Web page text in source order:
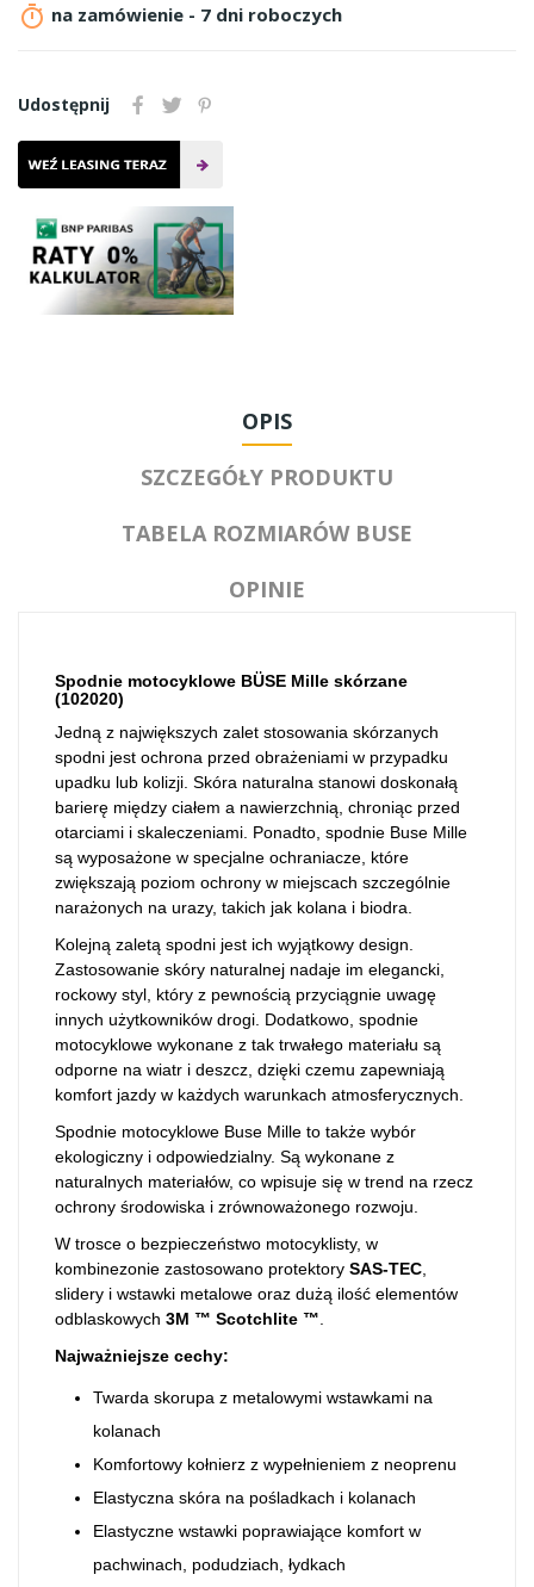
 na zamówienie - 7 dni roboczych
Udostępnij
OPIS
SZCZEGÓŁY PRODUKTU
TABELA ROZMIARÓW BUSE
OPINIE
Spodnie motocyklowe BÜSE Mille skórzane
(102020)
Jedną z największych zalet stosowania skórzanych
spodni jest ochrona przed obrażeniami w przypadku
upadku lub kolizji. Skóra naturalna stanowi doskonałą
barierę między ciałem a nawierzchnią, chroniąc przed
otarciami i skaleczeniami. Ponadto, spodnie Buse Mille
są wyposażone w specjalne ochraniacze, które
zwiększają poziom ochrony w miejscach szczególnie
narażonych na urazy, takich jak kolana i biodra.
Kolejną zaletą spodni jest ich wyjątkowy design.
Zastosowanie skóry naturalnej nadaje im elegancki,
rockowy styl, który z pewnością przyciągnie uwagę
innych użytkowników drogi. Dodatkowo, spodnie
motocyklowe wykonane z tak trwałego materiału są
odporne na wiatr i deszcz, dzięki czemu zapewniają
komfort jazdy w każdych warunkach atmosferycznych.
Spodnie motocyklowe Buse Mille to także wybór
ekologiczny i odpowiedzialny. Są wykonane z
naturalnych materiałów, co wpisuje się w trend na rzecz
ochrony środowiska i zrównoważonego rozwoju.
W trosce o bezpieczeństwo motocyklisty, w
kombinezonie zastosowano protektory SAS-TEC
slidery i wstawki metalowe oraz dużą ilość elementów
odblaskowych 3M ™ Scotchlite ™
Najważniejsze cechy:
Twarda skorupa z metalowymi wstawkami na
kolanach
Komfortowy kołnierz z wypełnieniem z neoprenu
Elastyczna skóra na pośladkach i kolanach
Elastyczne wstawki poprawiające komfort w
pachwinach, podudziach, łydkach